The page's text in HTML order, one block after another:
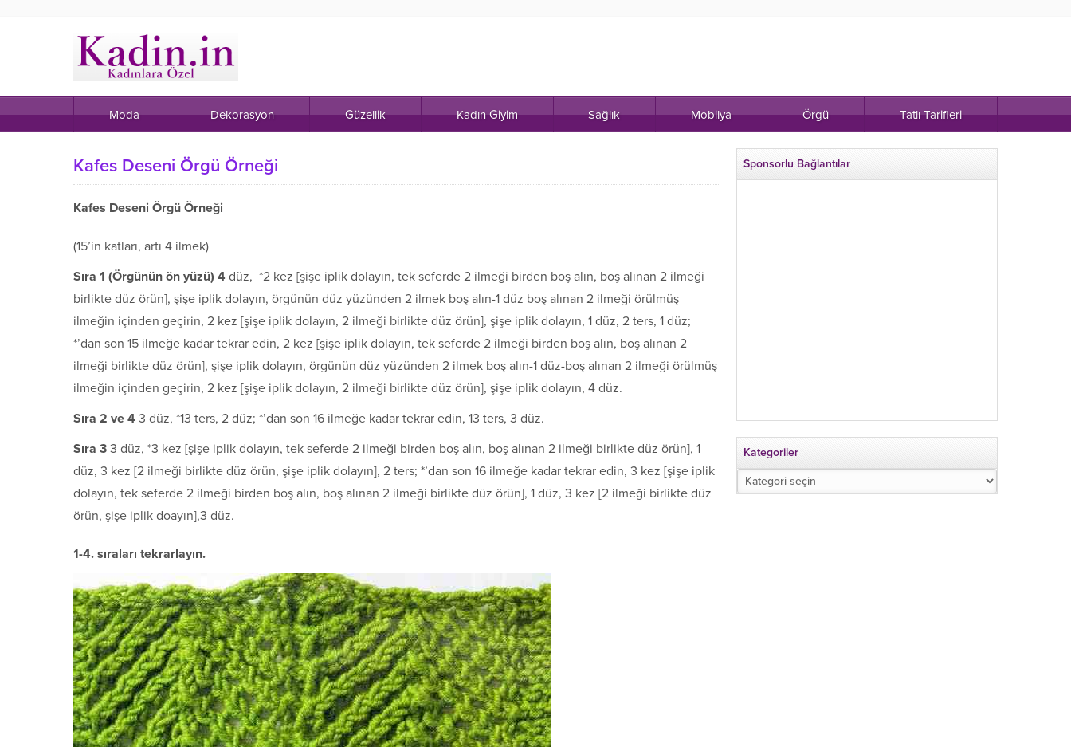
Moda Dekorasyon Güzellik Kadın Giyim Sağlık Mobilya Örgü Tatlı Tarifleri
Kafes Deseni Örgü Örneği
Kafes Deseni Örgü Örneği
(15’in katları, artı 4 ilmek)
Sıra 1 (Örgünün ön yüzü) 4 düz, *2 kez [şişe iplik dolayın, tek seferde 2 ilmeği birden boş alın, boş alınan 2 ilmeği
birlikte düz örün], şişe iplik dolayın, örgünün düz yüzünden 2 ilmek boş alın-1 düz boş alınan 2 ilmeği örülmüş
ilmeğin içinden geçirin, 2 kez [şişe iplik dolayın, 2 ilmeği birlikte düz örün], şişe iplik dolayın, 1 düz, 2 ters, 1 düz;
*’dan son 15 ilmeğe kadar tekrar edin, 2 kez [şişe iplik dolayın, tek seferde 2 ilmeği birden boş alın, boş alınan 2
ilmeği birlikte düz örün], şişe iplik dolayın, örgünün düz yüzünden 2 ilmek boş alın-1 düz-boş alınan 2 ilmeği örülmüş
ilmeğin içinden geçirin, 2 kez [şişe ip­lik dolayın, 2 ilmeği birlikte düz örün], şişe iplik dolayın, 4 düz.
Sıra 2 ve 4 3 düz, *13 ters, 2 düz; *’dan son 16 ilmeğe kadar tekrar edin, 13 ters, 3 düz.
Sıra 3 3 düz, *3 kez [şişe iplik dolayın, tek seferde 2 ilmeği birden boş alın, boş alınan 2 ilmeği birlikte düz örün], 1
düz, 3 kez [2 ilmeği birlikte düz örün, şişe iplik dolayın], 2 ters; *’dan son 16 ilmeğe kadar tekrar edin, 3 kez [şişe iplik
dolayın, tek seferde 2 ilmeği birden boş alın, boş alınan 2 ilmeği birlikte düz örün], 1 düz, 3 kez [2 ilmeği birlikte düz
örün, şişe iplik doayın],3 düz.
1-4. sıraları tekrarlayın.
Sponsorlu Bağlantılar
Kategoriler
Kategoriler